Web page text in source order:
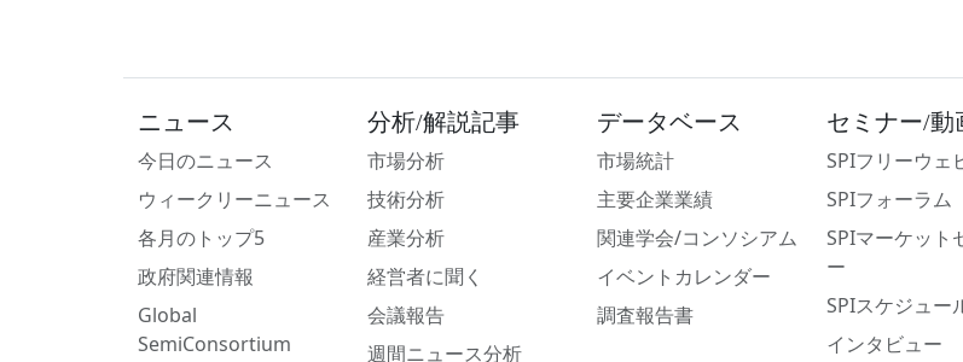
ニュース
今日のニュース
ウィークリーニュース
各月のトップ5
政府関連情報
Global
SemiConsortium
分析/解説記事
市場分析
技術分析
産業分析
経営者に聞く
会議報告
週間ニュース分析
データベース
市場統計
主要企業業績
関連学会/コンソシアム
イベントカレンダー
調査報告書
セミナー/動
SPIフリーウェ
SPIフォーラム
SPIマーケット
ー
SPIスケジュー
インタビュー